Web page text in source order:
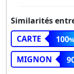
Similarités
CARTE
100
MIGNON